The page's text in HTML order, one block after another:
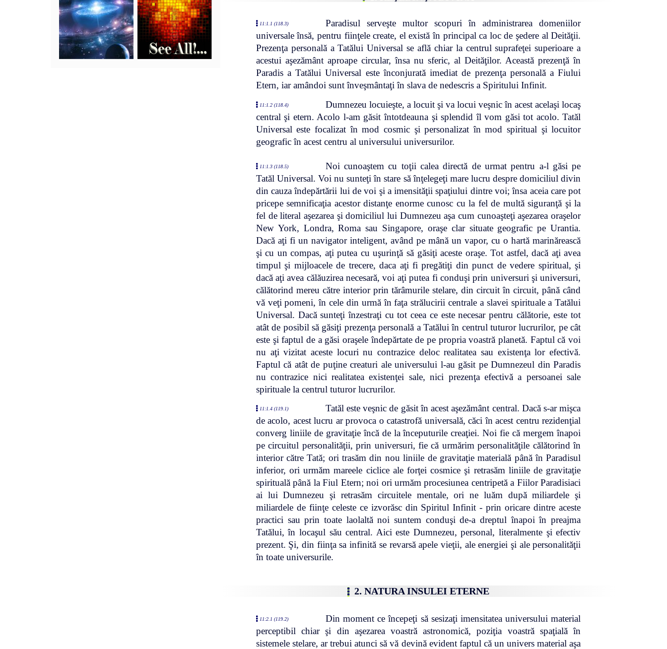
11:1.1 (118.3)
Paradisul serveşte multor scopuri în administrarea domeniilor
universale însă, pentru fiinţele create, el există în principal ca loc de şedere al Deităţii.
Prezenţa personală a Tatălui Universal se află chiar la centrul suprafeţei superioare a
acestui aşezământ aproape circular, însa nu sferic, al Deităţilor. Această prezenţă în
Paradis a Tatălui Universal este înconjurată imediat de prezenţa personală a Fiului
Etern, iar amândoi sunt înveşmântaţi în slava de nedescris a Spiritului Infinit.
11:1.2 (118.4)
Dumnezeu locuieşte, a locuit şi va locui veşnic în acest acelaşi locaş
central şi etern. Acolo l-am găsit întotdeauna şi splendid îl vom găsi tot acolo. Tatăl
Universal este focalizat în mod cosmic şi personalizat în mod spiritual şi locuitor
geografic în acest centru al universului universurilor.
11:1.3 (118.5)
Noi cunoaştem cu toţii calea directă de urmat pentru a-l găsi pe
Tatăl Universal. Voi nu sunteţi în stare să înţelegeţi mare lucru despre domiciliul divin
din cauza îndepărtării lui de voi şi a imensităţii spaţiului dintre voi; însa aceia care pot
pricepe semnificaţia acestor distanţe enorme cunosc cu la fel de multă siguranţă şi la
fel de literal aşezarea şi domiciliul lui Dumnezeu aşa cum cunoaşteţi aşezarea oraşelor
New York, Londra, Roma sau Singapore, oraşe clar situate geografic pe Urantia.
Dacă aţi fi un navigator inteligent, având pe mână un vapor, cu o hartă marinărească
şi cu un compas, aţi putea cu uşurinţă să găsiţi aceste oraşe. Tot astfel, dacă aţi avea
timpul şi mijloacele de trecere, daca aţi fi pregătiţi din punct de vedere spiritual, şi
dacă aţi avea călăuzirea necesară, voi aţi putea fi conduşi prin universuri şi universuri,
călătorind mereu către interior prin tărâmurile stelare, din circuit în circuit, până când
vă veţi pomeni, în cele din urmă în faţa strălucirii centrale a slavei spirituale a Tatălui
Universal. Dacă sunteţi înzestraţi cu tot ceea ce este necesar pentru călătorie, este tot
atât de posibil să găsiţi prezenţa personală a Tatălui în centrul tuturor lucrurilor, pe cât
este şi faptul de a găsi oraşele îndepărtate de pe propria voastră planetă. Faptul că voi
nu aţi vizitat aceste locuri nu contrazice deloc realitatea sau existenţa lor efectivă.
Faptul că atât de puţine creaturi ale universului l-au găsit pe Dumnezeul din Paradis
nu contrazice nici realitatea existenţei sale, nici prezenţa efectivă a persoanei sale
spirituale la centrul tuturor lucrurilor.
11:1.4 (119.1)
Tatăl este veşnic de găsit în acest aşezământ central. Dacă s-ar mişca
de acolo, acest lucru ar provoca o catastrofă universală, căci în acest centru rezidenţial
converg liniile de gravitaţie încă de la începuturile creaţiei. Noi fie că mergem înapoi
pe circuitul personalităţii, prin universuri, fie că urmărim personalităţile călătorind în
interior către Tată; ori trasăm din nou liniile de gravitaţie materială până în Paradisul
inferior, ori urmăm mareele ciclice ale forţei cosmice şi retrasăm liniile de gravitaţie
spirituală până la Fiul Etern; noi ori urmăm procesiunea centripetă a Fiilor Paradisiaci
ai lui Dumnezeu şi retrasăm circuitele mentale, ori ne luăm după miliardele şi
miliardele de fiinţe celeste ce izvorăsc din Spiritul Infinit - prin oricare dintre aceste
practici sau prin toate laolaltă noi suntem conduşi de-a dreptul înapoi în preajma
Tatălui, în locaşul său central. Aici este Dumnezeu, personal, literalmente şi efectiv
prezent. Şi, din fiinţa sa infinită se revarsă apele vieţii, ale energiei şi ale personalităţii
în toate universurile.
2. NATURA INSULEI ETERNE
11:2.1 (119.2)
Din moment ce începeţi să sesizaţi imensitatea universului material
perceptibil chiar şi din aşezarea voastră astronomică, poziţia voastră spaţială în
sistemele stelare, ar trebui atunci să vă devină evident faptul că un univers material aşa